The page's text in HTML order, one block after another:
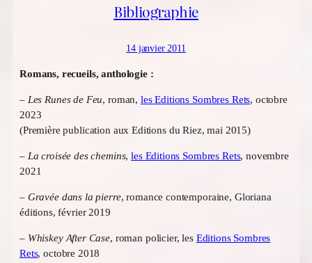
Bibliographie
14 janvier 2011
Romans, recueils, anthologie :
– Les Runes de Feu, roman, les Editions Sombres Rets, octobre
2023
(Première publication aux Editions du Riez, mai 2015)
– La croisée des chemins,les Editions Sombres Rets, novembre
2021
– Gravée dans la pierre, romance contemporaine, Gloriana
éditions, février 2019
– Whiskey After Case, roman policier, les Editions Sombres
Rets, octobre 2018